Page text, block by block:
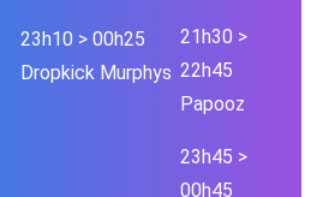
23h10 > 00h25
Dropkick Murphys
21h30 >
22h45
Papooz
23h45 >
00h45